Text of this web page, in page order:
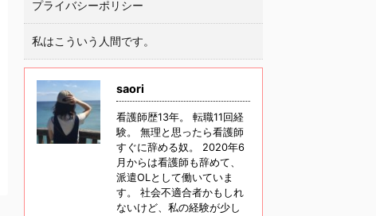
プライバシーポリシー
私はこういう人間です。
saori
看護師歴13年。 転職11回経
験。 無理と思ったら看護師
すぐに辞める奴。 2020年6
月からは看護師も辞めて、
派遣OLとして働いていま
す。 社会不適合者かもしれ
ないけど、私の経験が少し